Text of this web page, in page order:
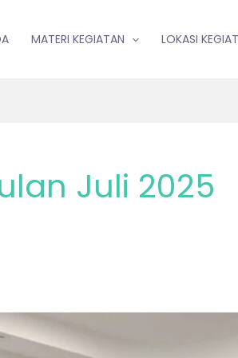
MATERI KEGIATAN LOKASI
Juli 2025